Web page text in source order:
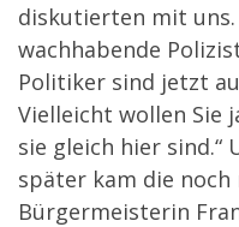
diskutierten mit
wachhabende
Politiker sind jetzt
Vielleicht wollen Sie
sie gleich hier sind.“
später kam die noch
Bürgermeisterin